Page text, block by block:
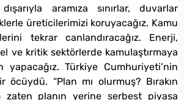
aramıza sınırlar, duvarlar
üreticilerimizi koruyacağız. Kamu
tekrar canlandıracağız. Enerji,
ve kritik sektörlerde kamulaştırmaya
Türkiye Cumhuriyeti’nin
öcüydü. “Plan mı olurmuş? Bırakın
zaten planın yerine serbest piyasa